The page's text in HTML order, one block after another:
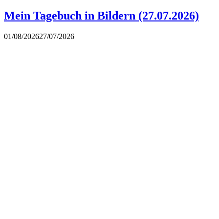
Mein Tagebuch in Bildern (27.07.2026)
01/08/202627/07/2026